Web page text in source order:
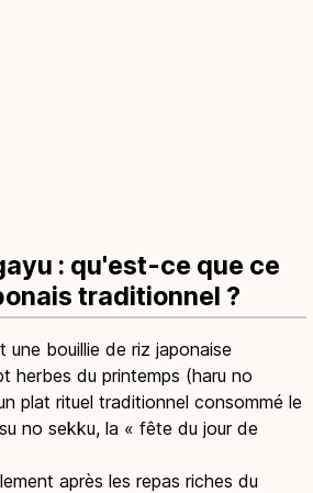
: qu'est-ce que ce
traditionnel ?
une bouillie de riz japonaise
herbes du printemps (haru no
plat rituel traditionnel consommé le
no sekku, la « fête du jour de
après les repas riches du